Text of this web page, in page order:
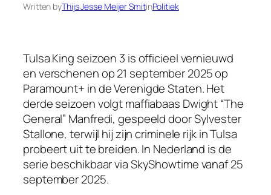
Written byThijs Jesse Meijer SmitinPolitiek
Tulsa King seizoen 3 is officieel vernieuwd
en verschenen op 21 september 2025 op
Paramount+ in de Verenigde Staten. Het
derde seizoen volgt maffiabaas Dwight “The
General” Manfredi, gespeeld door Sylvester
Stallone, terwijl hij zijn criminele rijk in Tulsa
probeert uit te breiden. In Nederland is de
serie beschikbaar via SkyShowtime vanaf 25
september 2025.